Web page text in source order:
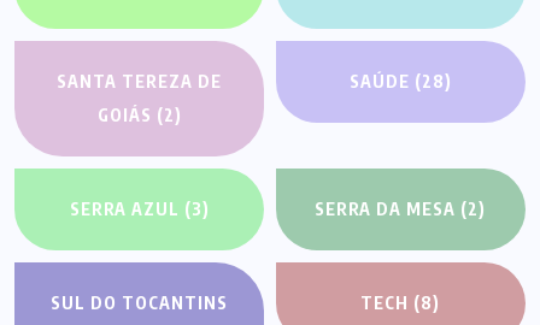
SANTA TEREZA DE
GOIÁS (2)
SAÚDE (28)
SERRA AZUL (3) SERRA DA MESA (2)
SUL DO TOCANTINS
TECH (8)